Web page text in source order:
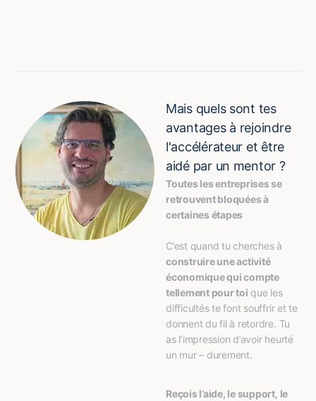
Mais quels sont tes
avantages à rejoindre
l'accélérateur et être
aidé par un mentor ?
Toutes les entreprises se
retrouvent bloquées à
certaines étapes
construire une activité
économique qui compte
tellement pour toi que les
difficultés te font souffrir et te
donnent du fil à retordre. Tu
as l’impression d’avoir heurté
un mur – durement.
Reçois l’aide, le support, le